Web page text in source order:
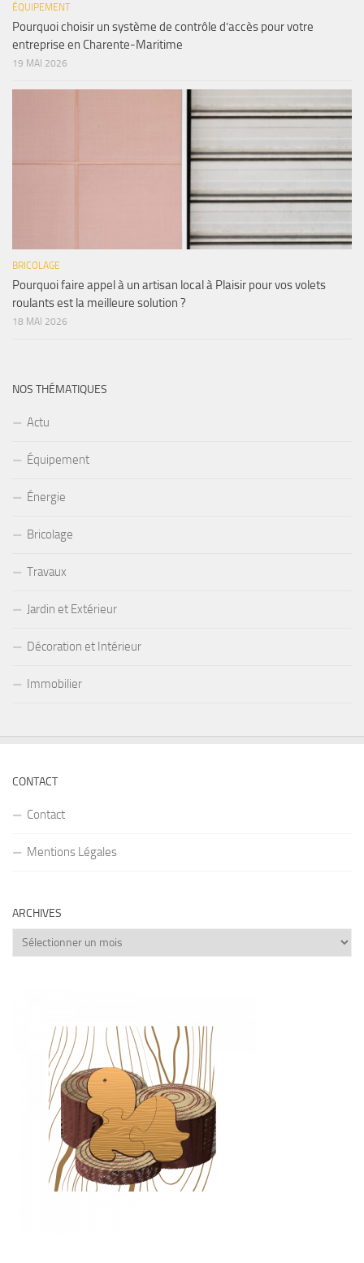
ÉQUIPEMENT
Pourquoi choisir un système de contrôle d’accès pour votre
entreprise en Charente-Maritime
19 MAI 2026
BRICOLAGE
Pourquoi faire appel à un artisan local à Plaisir pour vos volets
roulants est la meilleure solution ?
18 MAI 2026
NOS THÉMATIQUES
Actu
Équipement
Énergie
Bricolage
Travaux
Jardin et Extérieur
Décoration et Intérieur
Immobilier
CONTACT
Contact
Mentions Légales
ARCHIVES
Archives